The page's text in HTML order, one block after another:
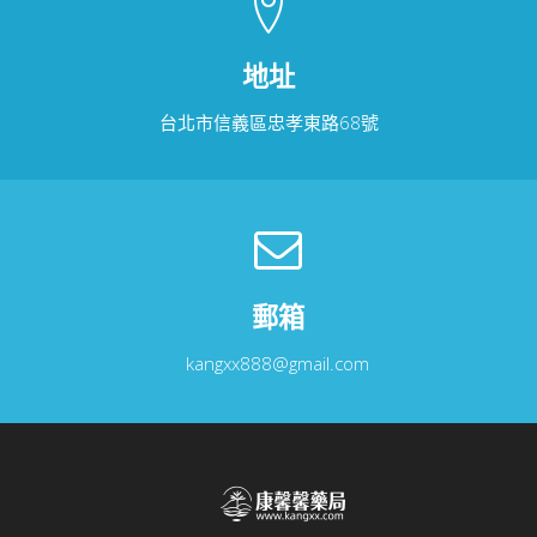
地址
台北市信義區忠孝東路68號
郵箱
kangxx888@gmail.com